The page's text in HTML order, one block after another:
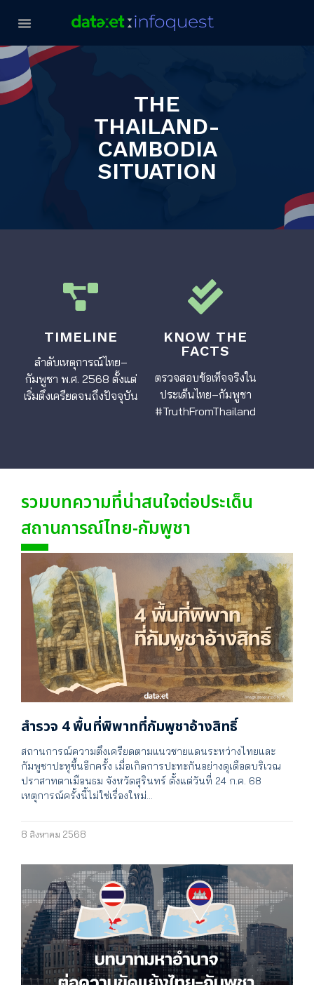
THE
THAILAND-
CAMBODIA
SITUATION
TIMELINE
ลำดับเหตุการณ์ไทย–
กัมพูชา พ.ศ. 2568 ตั้งแต่
เริ่มตึงเครียดจนถึงปัจจุบัน
KNOW THE
FACTS
ตรวจสอบข้อเท็จจริงใน
ประเด็นไทย–กัมพูชา
#TruthFromThailand
รวมบทความที่น่าสนใจต่อประเด็น
สถานการณ์ไทย-กัมพูชา
สำรวจ 4 พื้นที่พิพาทที่กัมพูชาอ้างสิทธิ์
สถานการณ์ความตึงเครียดตามแนวชายแดนระหว่างไทยและ
กัมพูชาปะทุขึ้นอีกครั้ง เมื่อเกิดการปะทะกันอย่างดุเดือดบริเวณ
ปราสาทตาเมือนธม จังหวัดสุรินทร์ ตั้งแต่วันที่ 24 ก.ค. 68
เหตุการณ์ครั้งนี้ไม่ใช่เรื่องใหม่…
8 สิงหาคม 2568